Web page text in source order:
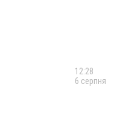
12:28
6 серпня